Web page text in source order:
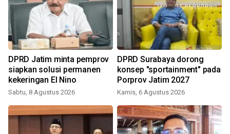
DPRD Jatim minta pemprov
siapkan solusi permanen
kekeringan El Nino
Sabtu, 8 Agustus 2026
DPRD Surabaya dorong
konsep "sportainment" pada
Porprov Jatim 2027
Kamis, 6 Agustus 2026